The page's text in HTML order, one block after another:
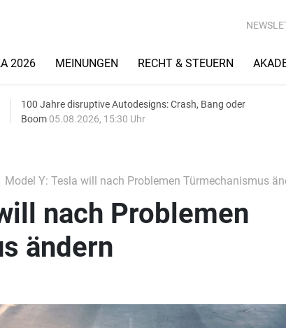
2026 MEINUNGEN RECHT & STEUERN
100 Jahre disruptive Autodesigns: Crash, Bang oder
Boom 05.08.2026, 15:30 Uhr
Model Y: Tesla will nach Problemen Türmechanismus
nach Problemen
ändern